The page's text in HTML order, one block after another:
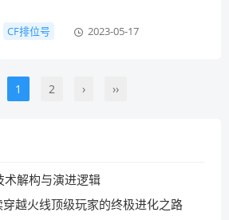
CF排位号 2023-05-17
1 2 › ››
术解构与演进逻辑
越火线顶级玩家的终极进化之路